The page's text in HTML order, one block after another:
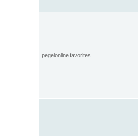
pegelonline.favorites